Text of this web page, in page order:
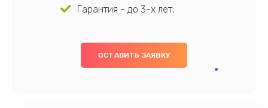
Гарантия - до 3-х лет;
ОСТАВИТЬ ЗАЯВКУ